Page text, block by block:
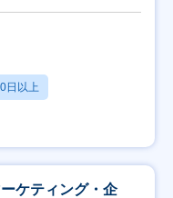
日以上
ケティング・企